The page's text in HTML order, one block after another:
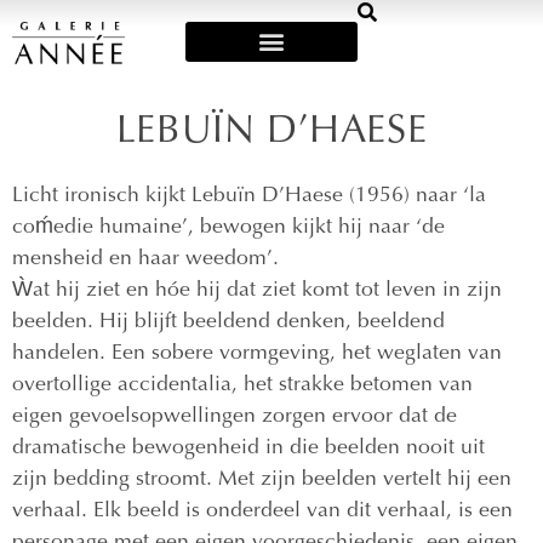
LEBUÏN D’HAESE
Licht ironisch kijkt Lebuïn D’Haese (1956) naar ‘la
coḿedie humaine’, bewogen kijkt hij naar ‘de
mensheid en haar weedom’.
Ẁat hij ziet en hóe hij dat ziet komt tot leven in zijn
beelden. Hij blijft beeldend denken, beeldend
handelen. Een sobere vormgeving, het weglaten van
overtollige accidentalia, het strakke betomen van
eigen gevoelsopwellingen zorgen ervoor dat de
dramatische bewogenheid in die beelden nooit uit
zijn bedding stroomt. Met zijn beelden vertelt hij een
verhaal. Elk beeld is onderdeel van dit verhaal, is een